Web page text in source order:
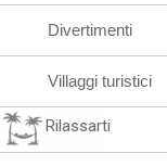
Divertimenti
Villaggi turistici
Rilassarti